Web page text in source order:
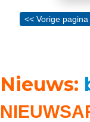
<< Vorige pagina
Nieuws: